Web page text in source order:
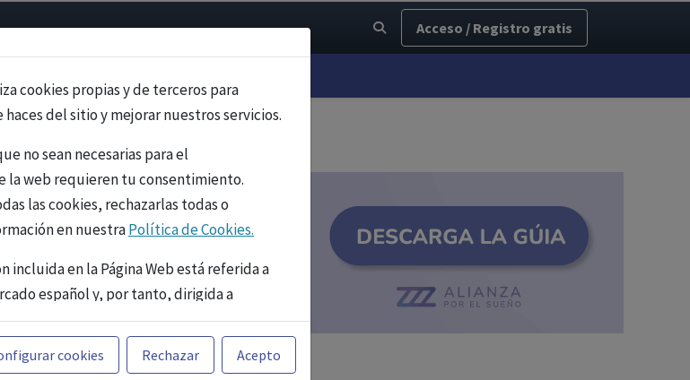
Acceso / Registro gratis
cookies propias y de terceros para
haces del sitio y mejorar nuestros servicios.
no sean necesarias para el
la web requieren tu consentimiento.
las cookies, rechazarlas todas o
en nuestraPolítica de Cookies.
incluida en la Página Web está referida a
español y, por tanto, dirigida a
legalmente facultados para
medicamentos con ejercicio
técnica de los fármacos se facilita
cookies Rechazar Acepto